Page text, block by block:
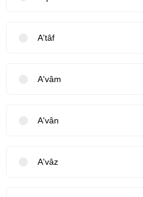
A'tâf
A'vâm
A'vân
A'vâz